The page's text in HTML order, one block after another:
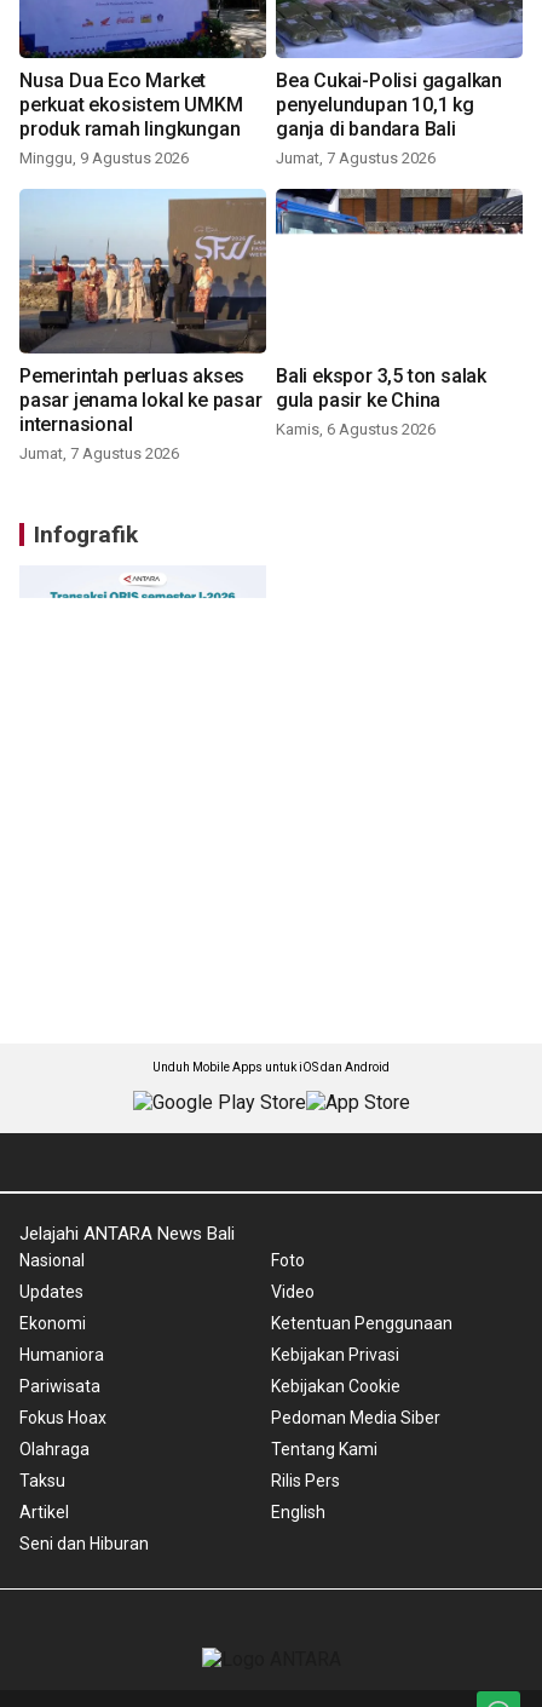
Nusa Dua Eco Market
perkuat ekosistem UMKM
produk ramah lingkungan
Minggu, 9 Agustus 2026
Bea Cukai-Polisi gagalkan
penyelundupan 10,1 kg
ganja di bandara Bali
Jumat, 7 Agustus 2026
Pemerintah perluas akses
pasar jenama lokal ke pasar
internasional
Jumat, 7 Agustus 2026
Bali ekspor 3,5 ton salak
gula pasir ke China
Kamis, 6 Agustus 2026
Infografik
Unduh Mobile Apps untuk iOS dan Android
Jelajahi ANTARA News Bali
Nasional
Updates
Ekonomi
Humaniora
Pariwisata
Fokus Hoax
Olahraga
Taksu
Artikel
Seni dan Hiburan
Foto
Video
Ketentuan Penggunaan
Kebijakan Privasi
Kebijakan Cookie
Pedoman Media Siber
Tentang Kami
Rilis Pers
English